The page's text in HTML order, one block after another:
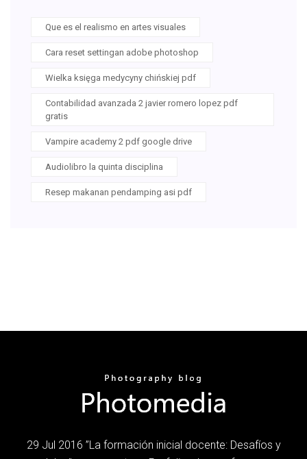
Que es el realismo en artes visuales
Cara reset settingan adobe photoshop
Wielka księga medycyny chińskiej pdf
Contabilidad avanzada 2 javier romero lopez pdf
gratis
Vampire academy 2 pdf google drive
Audiolibro la quinta disciplina
Resep makanan pendamping asi pdf
29 Jul 2016 ”La formación inicial docente: Desafíos y